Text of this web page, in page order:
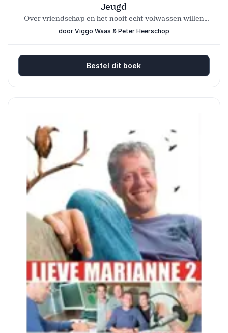
Jeugd
Over vriendschap en het nooit echt volwassen willen
worden
door Viggo Waas & Peter Heerschop
Bestel dit boek